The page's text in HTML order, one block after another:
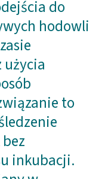
do
hodowli
użycia
to
inkubacji.